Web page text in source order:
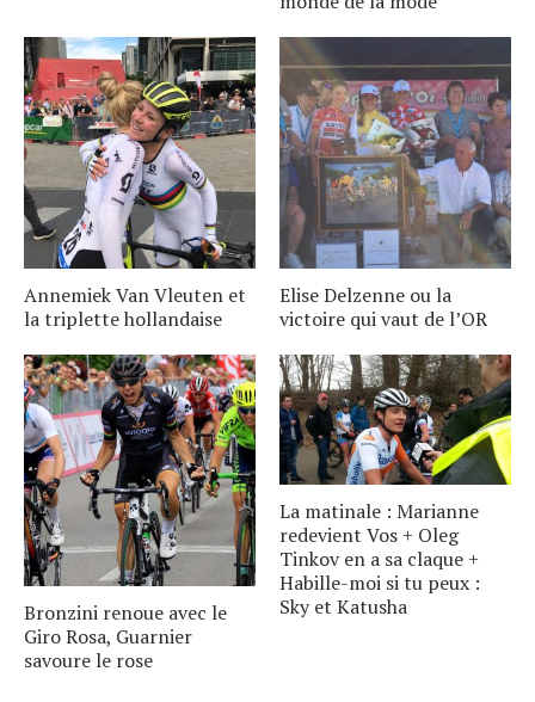
Annemiek Van Vleuten et
la triplette hollandaise
Elise Delzenne ou la
victoire qui vaut de l’OR
Bronzini renoue avec le
Giro Rosa, Guarnier
savoure le rose
La matinale : Marianne
redevient Vos + Oleg
Tinkov en a sa claque +
Habille-moi si tu peux :
Sky et Katusha